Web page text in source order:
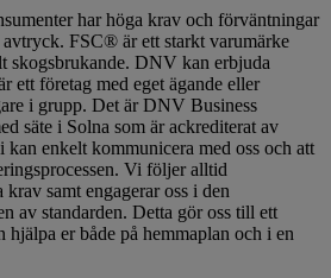
har höga krav och förväntningar
avtryck. FSC® är ett starkt varumärke
skogsbrukande. DNV kan erbjuda
ett företag med eget ägande eller
i grupp. Det är DNV Business
säte i Solna som är ackrediterat av
enkelt kommunicera med oss och att
Vi följer alltid
samt engagerar oss i den
av standarden. Detta gör oss till ett
hjälpa er både på hemmaplan och i en